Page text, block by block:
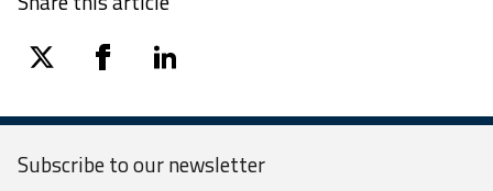
twitter facebooklinkedin
Subscribe to ournewsletter